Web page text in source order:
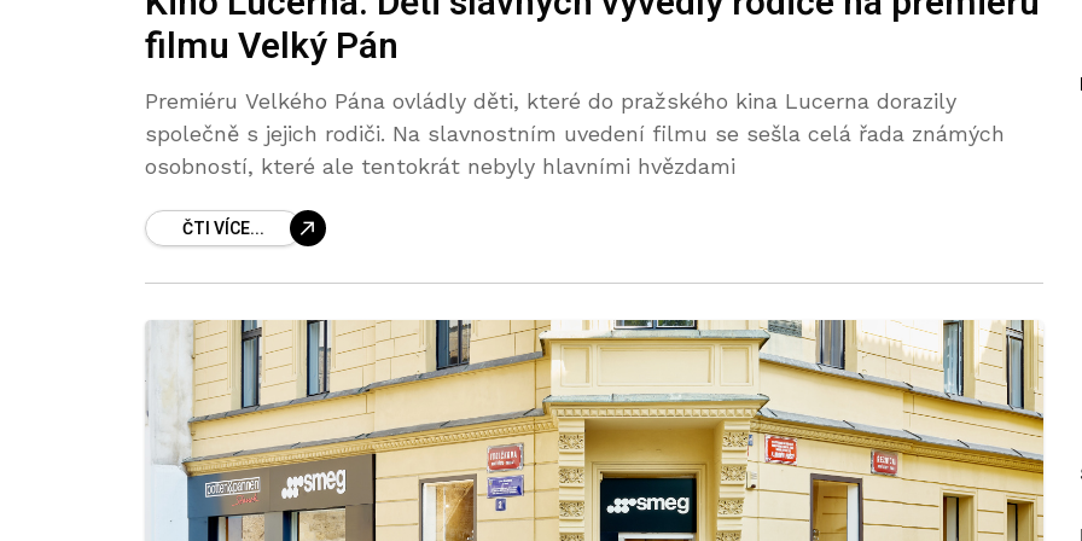
filmu Velký Pán
Premiéru Velkého Pána ovládly děti, které do pražského kina Lucerna dorazily
společně s jejich rodiči. Na slavnostním uvedení filmu se sešla celá řada známých
osobností, které ale tentokrát nebyly hlavními hvězdami
ČTI VÍCE...